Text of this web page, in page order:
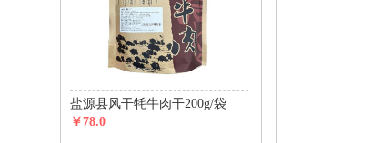
盐源县风干牦牛肉干200g/袋
￥78.0